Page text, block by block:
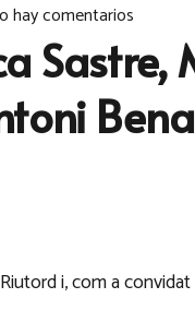
hay comentarios
i, com a